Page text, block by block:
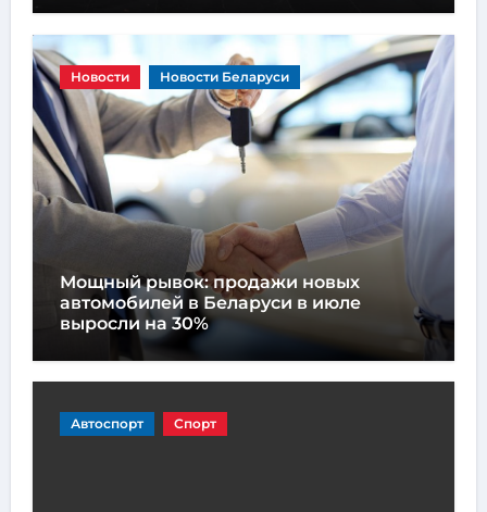
Новости Новости Беларуси
Мощный рывок: продажи новых
автомобилей в Беларуси в июле
выросли на 30%
Автоспорт Спорт